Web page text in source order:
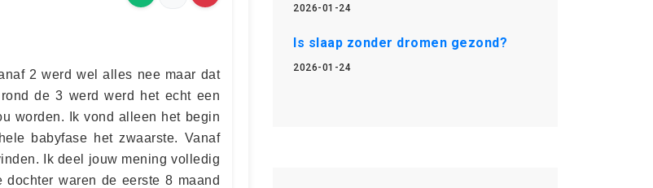
2 werd wel alles nee maar dat
de 3 werd werd het echt een
worden. Ik vond alleen het begin
babyfase het zwaarste. Vanaf
Ik deel jouw mening volledig
waren de eerste 8 maand
2026-01-24
Is slaap zonder dromen gezond?
2026-01-24